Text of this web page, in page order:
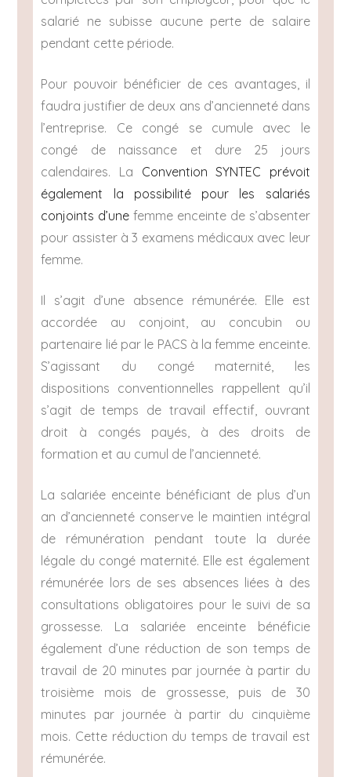
salarié ne subisse aucune perte de salaire
pendant cette période.
Pour pouvoir bénéficier de ces avantages, il
faudra justifier de deux ans d’ancienneté dans
l’entreprise. Ce congé se cumule avec le
congé de naissance et dure 25 jours
calendaires. La Convention SYNTEC prévoit
également la possibilité pour les salariés
conjoints d’une femme enceinte de s’absenter
pour assister à 3 examens médicaux avec leur
femme.
Il s’agit d’une absence rémunérée. Elle est
accordée au conjoint, au concubin ou
partenaire lié par le PACS à la femme enceinte.
S’agissant du congé maternité, les
dispositions conventionnelles rappellent qu’il
s’agit de temps de travail effectif, ouvrant
droit à congés payés, à des droits de
formation et au cumul de l’ancienneté.
La salariée enceinte bénéficiant de plus d’un
an d’ancienneté conserve le maintien intégral
de rémunération pendant toute la durée
légale du congé maternité. Elle est également
rémunérée lors de ses absences liées à des
consultations obligatoires pour le suivi de sa
grossesse. La salariée enceinte bénéficie
également d’une réduction de son temps de
travail de 20 minutes par journée à partir du
troisième mois de grossesse, puis de 30
minutes par journée à partir du cinquième
mois. Cette réduction du temps de travail est
rémunérée.